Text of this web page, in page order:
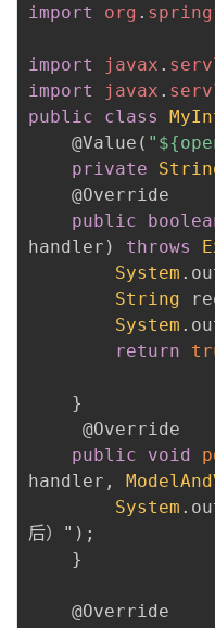
import
org .
import javax .
import
javax .
public
class
@Value (
private
@Override
public
handler ) throws
System .
String
System .
return
}
@Override
public
void
handler ,
System .
后）" ) ;
}
@Override